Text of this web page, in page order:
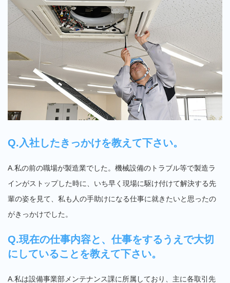
Q.入社したきっかけを教えて下さい。
A.私の前の職場が製造業でした。機械設備のトラブル等で製造ラ
インがストップした時に、いち早く現場に駆け付けて解決する先
輩の姿を見て、私も人の手助けになる仕事に就きたいと思ったの
がきっかけでした。
Q.現在の仕事内容と、仕事をするうえで大切
にしていることを教えて下さい。
A.私は設備事業部メンテナンス課に所属しており、主に各取引先